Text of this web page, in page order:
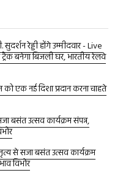
रेड्डी होंगे उम्मीदवार - Live
बनेगा बिजली घर, भारतीय रेलवे
एक नई दिशा प्रदान करना चाहते
उत्सव कार्यक्रम संपन्न,
से सजा बसंत उत्सव कार्यक्रम
विभोर